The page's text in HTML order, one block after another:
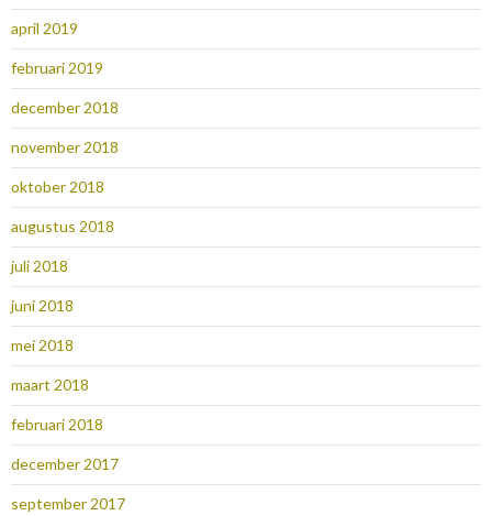
april 2019
februari 2019
december 2018
november 2018
oktober 2018
augustus 2018
juli 2018
juni 2018
mei 2018
maart 2018
februari 2018
december 2017
september 2017